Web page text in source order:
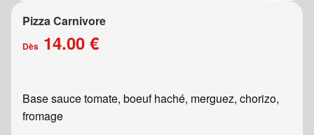
Pizza Carnivore
Dès 14.00 €
Base sauce tomate, boeuf haché, merguez, chorizo,
fromage